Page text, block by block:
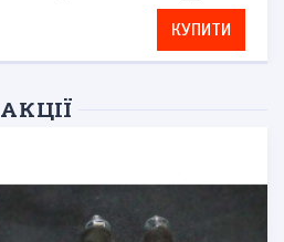
КУПИТИ
АКЦІЇ